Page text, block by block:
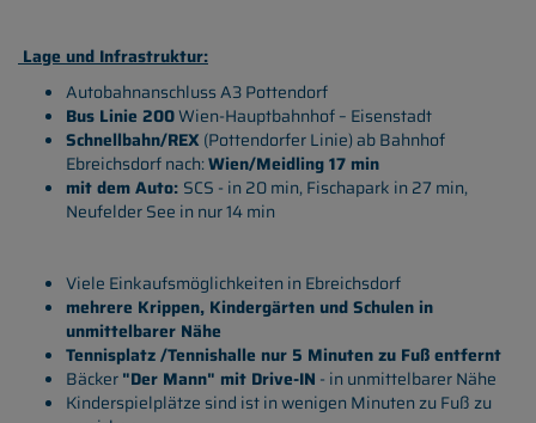
Lage und Infrastruktur:
Autobahnanschluss A3 Pottendorf
Bus Linie 200Wien-Hauptbahnhof – Eisenstadt
Schnellbahn/REX (Pottendorfer Linie) ab Bahnhof
Ebreichsdorf nach:Wien/Meidling 17 min
mit dem Auto: SCS - in 20 min, Fischapark in 27 min,
Neufelder See in nur 14 min
Viele Einkaufsmöglichkeiten in Ebreichsdorf
mehrere Krippen, Kindergärten und Schulen in
unmittelbarer Nähe
Tennisplatz /Tennishalle nur 5 Minuten zu Fuß entfernt
Bäcker"Der Mann" mit Drive-IN - in unmittelbarer Nähe
Kinderspielplätze sind ist in wenigen Minuten zu Fuß zu